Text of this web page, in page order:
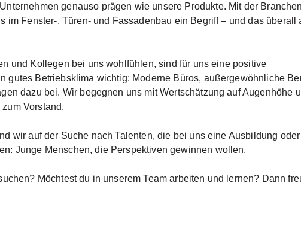
genauso prägen wie unsere Produkte. Mit der
im Fenster-, Türen- und Fassadenbau ein Begriff – und das überall
und Kollegen bei uns wohlfühlen, sind für uns eine positive
gutes Betriebsklima wichtig: Moderne Büros, außergewöhnliche
dazu bei. Wir begegnen uns mit Wertschätzung auf Augenhöhe
Vorstand.
wir auf der Suche nach Talenten, die bei uns eine Ausbildung
Junge Menschen, die Perspektiven gewinnen wollen.
Möchtest du in unserem Team arbeiten und lernen? Dann